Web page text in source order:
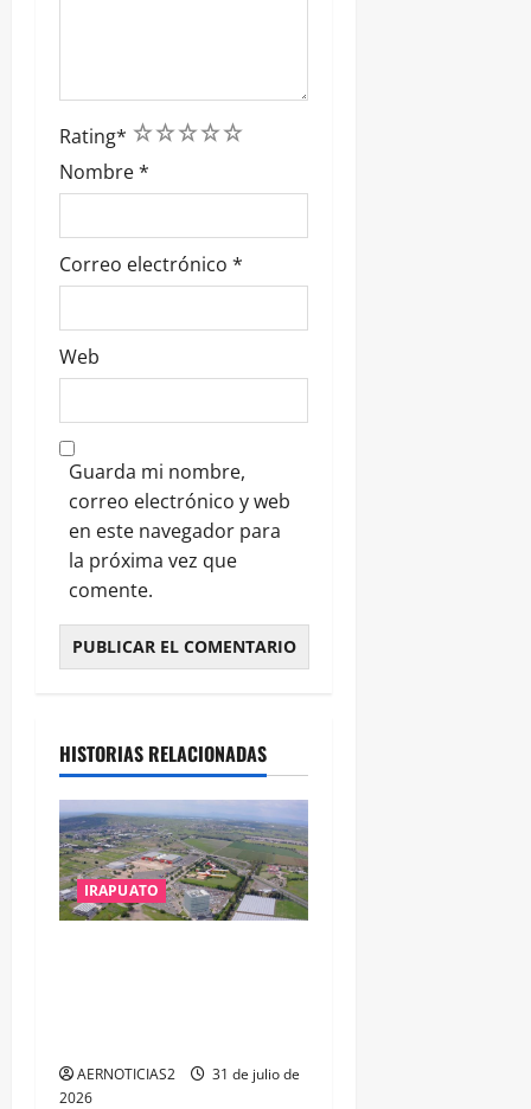
Rating* 5
4
3
2
1
Nombre*
Correo electrónico *
Web
Guarda mi nombre,
correo electrónico y web
en este navegador para
la próxima vez que
comente.
HISTORIAS RELACIONADAS
IRAPUATO
AERNOTICIAS2
31 de julio de
2026